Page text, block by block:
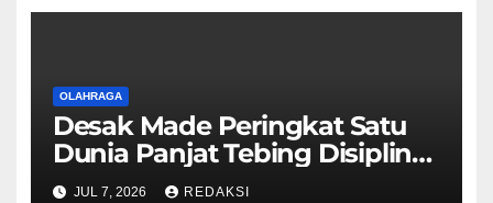
OLAHRAGA
Desak Made Peringkat Satu
Dunia Panjat Tebing Disiplin
Speed
JUL 7, 2026 REDAKSI